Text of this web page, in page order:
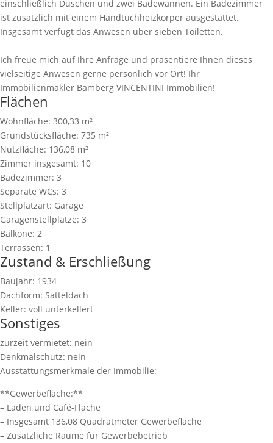
einschließlich Duschen und zwei Badewannen. Ein Badezimmer
ist zusätzlich mit einem Handtuchheizkörper ausgestattet.
Insgesamt verfügt das Anwesen über sieben Toiletten.
Ich freue mich auf Ihre Anfrage und präsentiere Ihnen dieses
vielseitige Anwesen gerne persönlich vor Ort! Ihr
Immobilienmakler Bamberg VINCENTINI Immobilien!
Flächen
Wohnfläche: 300,33 m²
Grundstücksfläche: 735 m²
Nutzfläche: 136,08 m²
Zimmer insgesamt: 10
Badezimmer: 3
Separate WCs: 3
Stellplatzart: Garage
Garagenstellplätze: 3
Balkone: 2
Terrassen: 1
Zustand & Erschließung
Baujahr: 1934
Dachform: Satteldach
Keller: voll unterkellert
Sonstiges
zurzeit vermietet: nein
Denkmalschutz: nein
Ausstattungsmerkmale der Immobilie:
**Gewerbefläche:**
– Laden und Café-Fläche
– Insgesamt 136,08 Quadratmeter Gewerbefläche
– Zusätzliche Räume für Gewerbebetrieb